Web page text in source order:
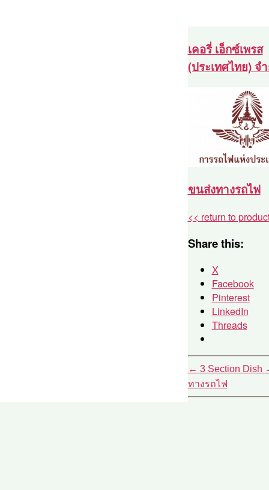
เคอรี่ เอ็กซ์เพรส
(ประเทศไทย) จ
ขนส่งทางรถไฟ
<< return to
Share this:
X
Facebook
Pinterest
LinkedIn
Threads
← 3 Section Dish
ทางรถไฟ